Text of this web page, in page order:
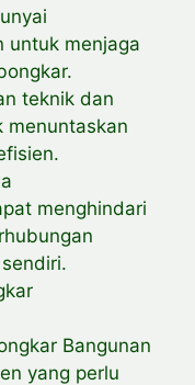
untuk menjaga
teknik dan
menuntaskan
menghindari
Bangunan
yang perlu